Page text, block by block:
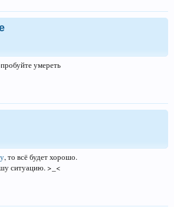
умереть
, то всё будет хорошо.
ситуацию. >_<